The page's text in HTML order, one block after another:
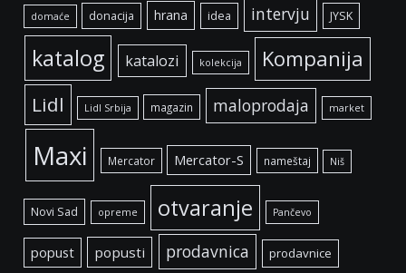
domaće donacija hrana idea intervju JYSK
katalog katalozi kolekcija Kompanija
Lidl Lidl Srbija magazin maloprodaja market
Maxi Mercator Mercator-S nameštaj Niš
Novi Sad opreme otvaranje Pančevo
popust popusti prodavnica prodavnice